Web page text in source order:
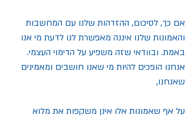
אם כך, לסיכום, ההזדהות שלנו עם המחשבות
והאמונות שלנו איננה מאפשרת לנו לדעת מי אנו
באמת. ובוודאי שזה משפיע על הדימוי העצמי.
אנחנו הופכים להיות מי שאנו חושבים ומאמינים
שאנחנו,
על אף שאמונות אלו אינן משקפות את מלוא